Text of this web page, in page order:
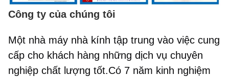
Công ty của chúng tôi
Một nhà máy nhà kính tập trung vào việc cung
cấp cho khách hàng những dịch vụ chuyên
nghiệp chất lượng tốt.Có 7 năm kinh nghiệm